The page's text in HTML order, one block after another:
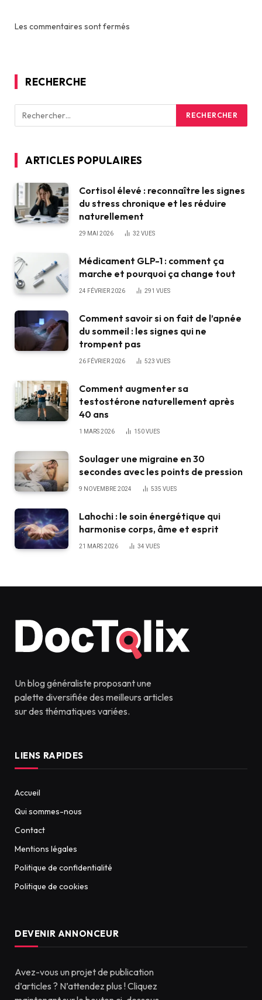
Les commentaires sont fermés
RECHERCHE
ARTICLES POPULAIRES
Cortisol élevé : reconnaître les signes
du stress chronique et les réduire
naturellement
29 MAI 2026 32 VUES
Médicament GLP-1 : comment ça
marche et pourquoi ça change tout
24 FÉVRIER 2026 291 VUES
Comment savoir si on fait de l’apnée
du sommeil : les signes qui ne
trompent pas
26 FÉVRIER 2026 523 VUES
Comment augmenter sa
testostérone naturellement après
40 ans
1 MARS 2026 150VUES
Soulager une migraine en 30
secondes avec les points de pression
9 NOVEMBRE 2024 535 VUES
Lahochi : le soin énergétique qui
harmonise corps, âme et esprit
21 MARS 2026 34 VUES
Un blog généraliste proposant une
palette diversifiée des meilleurs articles
sur des thématiques variées.
LIENS RAPIDES
Accueil
Qui sommes-nous
Contact
Mentions légales
Politique de confidentialité
Politique de cookies
DEVENIR ANNONCEUR
Avez-vous un projet de publication
d’articles ? N’attendez plus ! Cliquez